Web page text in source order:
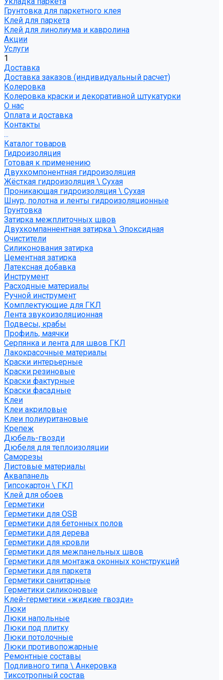
Грунтовка для паркетного клея
Клей для паркета
Клей для линолиума и кавролина
Акции
Услуги
1
Доставка
Доставка заказов (индивидуальный расчет)
Колеровка
Колеровка краски и декоративной штукатурки
О нас
Оплата и доставка
Контакты
...
Каталог товаров
Гидроизоляция
Готовая к применению
Двухкомпонентная гидроизоляция
Жёсткая гидроизоляция \ Сухая
Проникающая гидроизоляция \ Сухая
Шнур, полотна и ленты гидроизоляционные
Грунтовка
Затирка межплиточных швов
Двухкомпаннентная затирка \ Эпоксидная
Очистители
Силиконования затирка
Цементная затирка
Латексная добавка
Инструмент
Расходные материалы
Ручной инструмент
Комплектующие для ГКЛ
Лента звукоизоляционная
Подвесы, крабы
Профиль, маячки
Серпянка и лента для швов ГКЛ
Лакокрасочные материалы
Краски интерьерные
Краски резиновые
Краски фактурные
Краски фасадные
Клеи
Клеи акриловые
Клеи полиуритановые
Крепеж
Дюбель-гвозди
Дюбеля для теплоизоляции
Саморезы
Листовые материалы
Аквапанель
Гипсокартон \ ГКЛ
Клей для обоев
Герметики
Герметики для OSB
Герметики для бетонных полов
Герметики для дерева
Герметики для кровли
Герметики для межпанельных швов
Герметики для монтажа оконных конструкций
Герметики для паркета
Герметики санитарные
Герметики силиконовые
Клей-герметики «жидкие гвозди»
Люки
Люки напольные
Люки под плитку
Люки потолочные
Люки противопожарные
Ремонтные составы
Подливного типа \ Анкеровка
Тиксотропный состав